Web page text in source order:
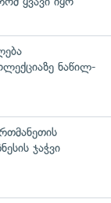
ნაწილ-
ჯაჭვი